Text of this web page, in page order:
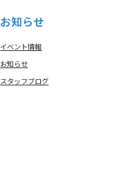
お知らせ
イベント情報
お知らせ
スタッフブログ